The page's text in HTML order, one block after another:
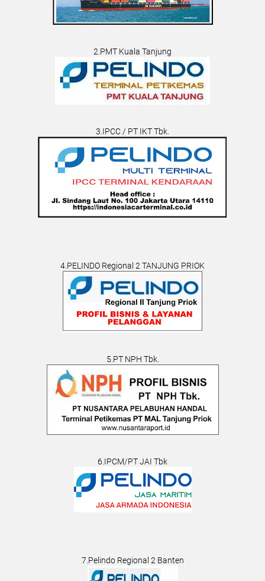
2.PMT Kuala Tanjung
3.IPCC / PT IKT Tbk.
4.PELINDO Regional 2 TANJUNG PRIOK
5.PT NPH Tbk.
6.IPCM/PT JAI Tbk
7.Pelindo Regional 2 Banten